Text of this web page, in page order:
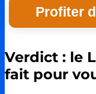
Profiter
Verdict : le
fait pour